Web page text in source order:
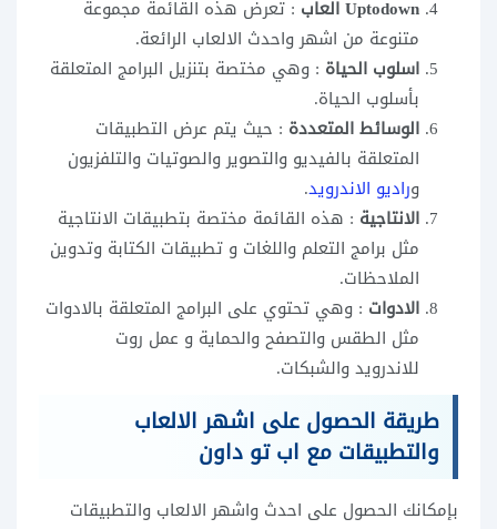
Uptodown العاب
: تعرض هذه القائمة مجموعة
متنوعة من اشهر واحدث الالعاب الرائعة.
اسلوب الحياة : وهي مختصة بتنزيل البرامج المتعلقة
بأسلوب الحياة.
الوسائط المتعددة : حيث يتم عرض التطبيقات
المتعلقة بالفيديو والتصوير والصوتيات والتلفزيون
وراديو الاندرويد.
الانتاجية : هذه القائمة مختصة بتطبيقات الانتاجية
مثل برامج التعلم واللغات و تطبيقات الكتابة وتدوين
الملاحظات.
الادوات : وهي تحتوي على البرامج المتعلقة بالادوات
مثل الطقس والتصفح والحماية و عمل روت
للاندرويد والشبكات.
طريقة الحصول على اشهر الالعاب
والتطبيقات مع اب تو داون
بإمكانك الحصول على احدث واشهر الالعاب والتطبيقات